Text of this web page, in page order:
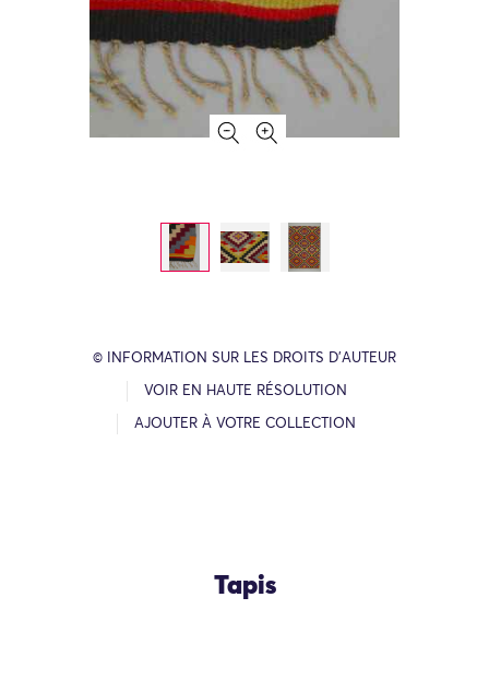
© INFORMATION SUR LES DROITS D’AUTEUR
VOIR EN HAUTE RÉSOLUTION
AJOUTER À VOTRE COLLECTION
Tapis